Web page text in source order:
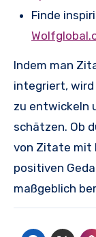
Finde
Indem man
integriert, wird
zu entwickeln
schätzen. Ob
von Zitate mit
positiven
maßgeblich